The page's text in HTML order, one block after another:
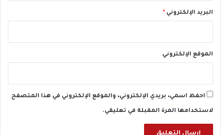
ي
ا
ا
ئ
البريد الإلكتروني *
الموقع الإلكتروني
احفظ اسمي، بريدي الإلكتروني، والموقع الإلكتروني في هذا المتصفح
لاستخدامها المرة المقبلة في تعليقي.